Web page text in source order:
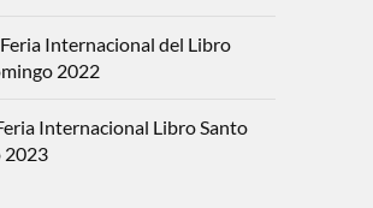
Internacional del Libro
2022
Internacional Libro Santo
2023